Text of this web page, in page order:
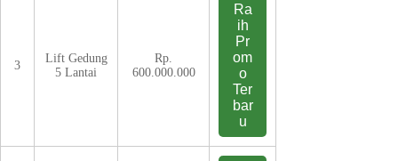
3
Lift Gedung
5 Lantai
Rp.
600.000.000
Ra
ih
Pr
om
o
Ter
bar
u